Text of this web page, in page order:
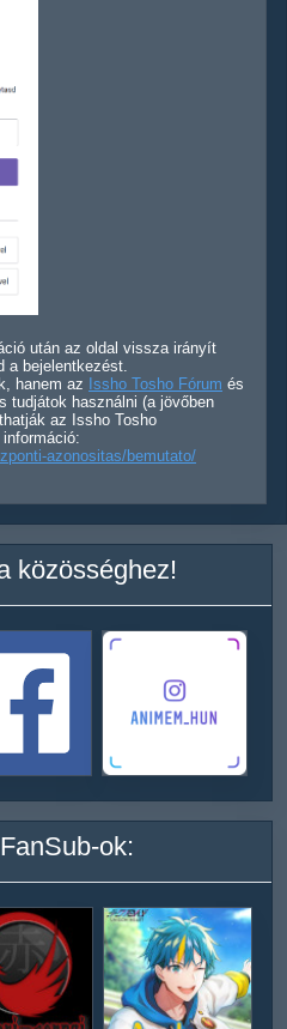
után az oldal vissza irányít
a bejelentkezést.
hanem az Issho Tosho Fórum és
tudjátok használni (a jövőben
az Issho Tosho
azonositas/bemutato/
közösséghez!
ok: